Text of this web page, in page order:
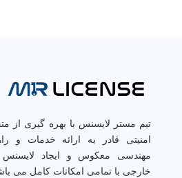
تیم مستر لایسنس با بهره گیری از
امنیتی قادر به ارائه خدمات و
مهندسی معکوس و ایجاد لایسنس
خارجی با تمامی امکانات کامل می